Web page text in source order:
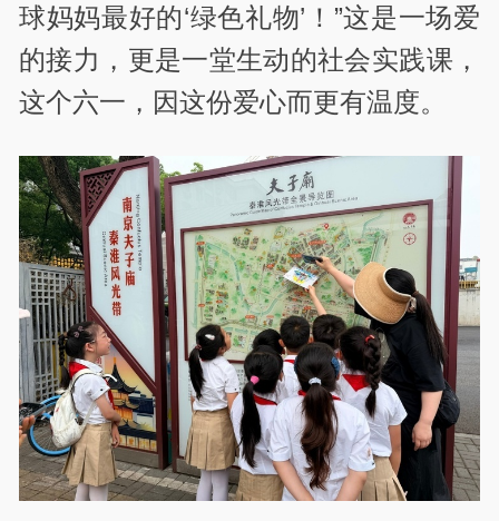
球妈妈最好的‘绿色礼物’！”这是一场爱
的接力，更是一堂生动的社会实践课，
这个六一，因这份爱心而更有温度。